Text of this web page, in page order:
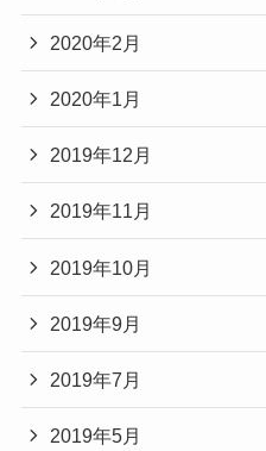
2020年2月
2020年1月
2019年12月
2019年11月
2019年10月
2019年9月
2019年7月
2019年5月